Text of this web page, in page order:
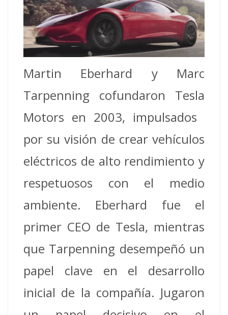
Martin Eberhard y Marc
Tarpenning cofundaron Tesla
Motors en 2003, impulsados ​​
por su visión de crear vehículos
eléctricos de alto rendimiento y
respetuosos con el medio
ambiente.
Eberhard fue el
primer CEO de Tesla, mientras
que Tarpenning desempeñó un
papel clave en el desarrollo
inicial de la compañía. Jugaron